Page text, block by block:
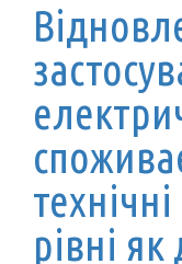
рівні